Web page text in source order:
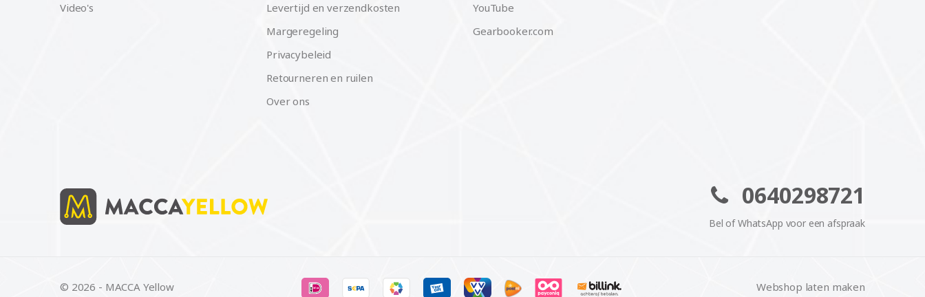
Video's
Levertijd en verzendkosten
Margeregeling
Privacybeleid
Retourneren en ruilen
Over ons
YouTube
Gearbooker.com
0640298721
Bel of WhatsApp voor een afspraak
© 2026 - MACCA Yellow Webshop laten maken